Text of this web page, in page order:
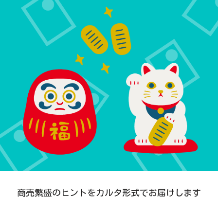
商売繁盛のヒントをカルタ形式でお届けします